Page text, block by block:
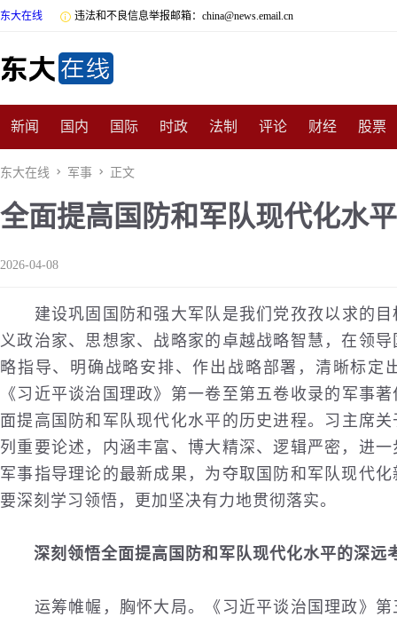
东大在线  违法和不良信息举报邮箱：china@news.email.cn
新闻 国内 国际 时政 法制 评论 财经 股票
数码 民俗 招商
非遗 公益 娱乐 游戏 影视 明星 时尚 体育
东大在线  军事  正文
全面提高国防和军队现代化水平
2026-04-08
建设巩固 国防和强大军队是我们党孜孜以求的
义政治家、思想家、战略家的卓越战略智慧，在领
略指导、明确战略安排、作出战略部署，清晰标定
《习近平谈治国理政》第一卷至第五卷收录的 军事著
面提高国防和军队现代化水平的历史 进程。习主席
列重要论述，内涵丰富、博大精深、逻辑严密，进
军事指导理论的最新成果，为夺取国防和军队现代
要深刻学习领悟，更加坚决有力地贯彻落实。
深刻领悟全面提高国防和军队现代化水平的深远
运筹帷幄，胸怀大局。《习近平谈治国理政》第